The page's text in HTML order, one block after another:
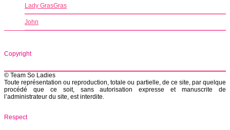
Lady GrasGras
John
Copyright
© Team So Ladies
Toute représentation ou reproduction, totale ou partielle, de ce site, par quelque
procédé que ce soit, sans autorisation expresse et manuscrite de
l’administrateur du site, est interdite.
Respect